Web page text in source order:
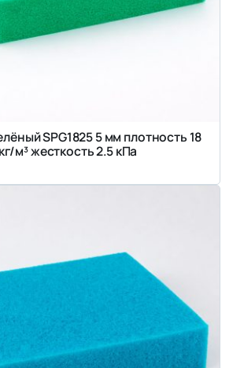
SPG1825 5 мм плотность 18
кг/м³ жесткость 2.5 кПа